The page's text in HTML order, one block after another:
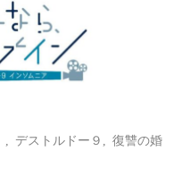
デストルドー９
復讐の婚